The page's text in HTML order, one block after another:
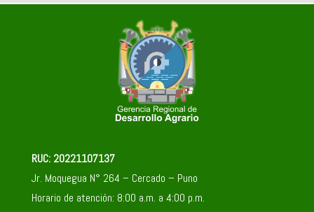
RUC: 20221107137
Jr. Moquegua N° 264 – Cercado – Puno
Horario de atención: 8:00 a.m. a 4:00 p.m.